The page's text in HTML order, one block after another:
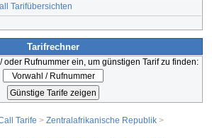
Tarifübersichten
Tarifrechner
oder Rufnummer ein, um günstigen Tarif zu finden:
Tarife > Zentralafrikanische Republik >